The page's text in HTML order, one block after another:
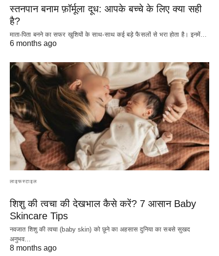
स्तनपान बनाम फ़ॉर्मूला दूध: आपके बच्चे के लिए क्या सही
है?
माता-पिता बनने का सफर खुशियों के साथ-साथ कई बड़े फैसलों से भरा होता है। इनमें…
6 months ago
लाइफस्टाइल
शिशु की त्वचा की देखभाल कैसे करें? 7 आसान Baby
Skincare Tips
नवजात शिशु की त्वचा (baby skin) को छूने का अहसास दुनिया का सबसे सुखद
अनुभव…
8 months ago